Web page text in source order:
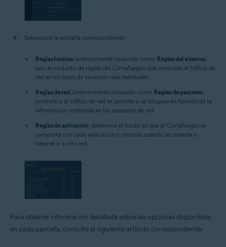
Seleccione la pestaña correspondiente:
Reglas básicas (anteriormente conocido como Reglas del sistema):
son un conjunto de reglas del Cortafuegos que controlan el tráfico de
red en los tipos de conexión más habituales.
Reglas de red (anteriormente conocido como Reglas de paquete):
controla si el tráfico de red se permite o se bloquea en función de la
información contenida en los paquetes de red.
Reglas de aplicación: determina el modo en que el Cortafuegos se
comporta con cada aplicación o proceso cuando se conecta a
Internet o a otra red.
Para obtener información detallada sobre las opciones disponibles
en cada pantalla, consulte el siguiente artículo correspondiente: